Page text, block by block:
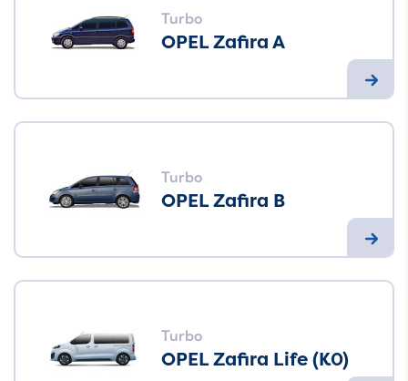
Turbo
OPEL Zafira A
Turbo
OPEL Zafira B
Turbo
OPEL Zafira Life (K0)